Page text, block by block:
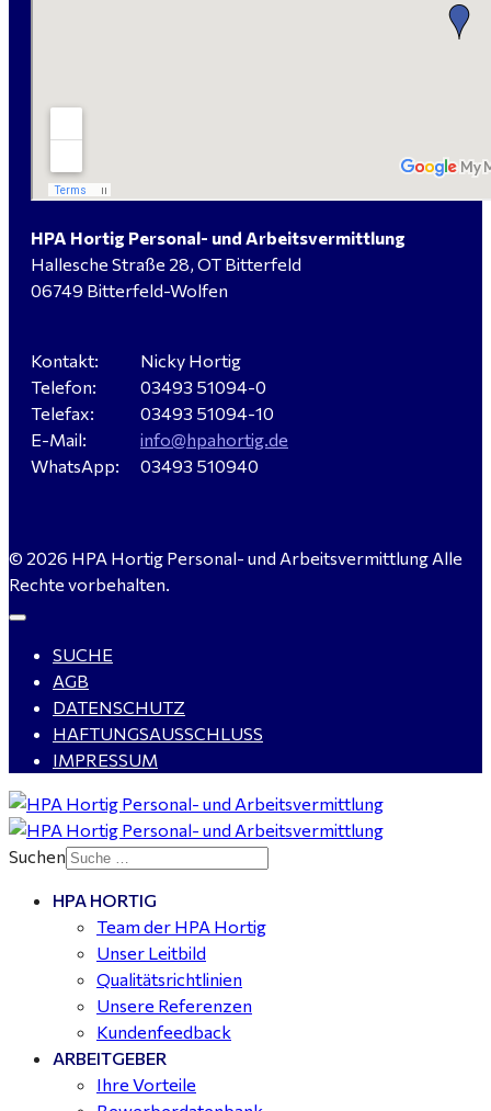
HPA Hortig Personal- und Arbeitsvermittlung
Hallesche Straße 28, OT Bitterfeld
06749 Bitterfeld-Wolfen
Kontakt:
Telefon:
Telefax:
E-Mail:
WhatsApp:
Nicky Hortig
03493 51094-0
03493 51094-10
info@hpahortig.de
03493 510940
© 2026 HPA Hortig Personal- und Arbeitsvermittlung Alle
Rechte vorbehalten.
SUCHE
AGB
DATENSCHUTZ
HAFTUNGSAUSSCHLUSS
IMPRESSUM
Suchen
HPA HORTIG
Team der HPA Hortig
Unser Leitbild
Qualitätsrichtlinien
Unsere Referenzen
Kundenfeedback
ARBEITGEBER
Ihre Vorteile